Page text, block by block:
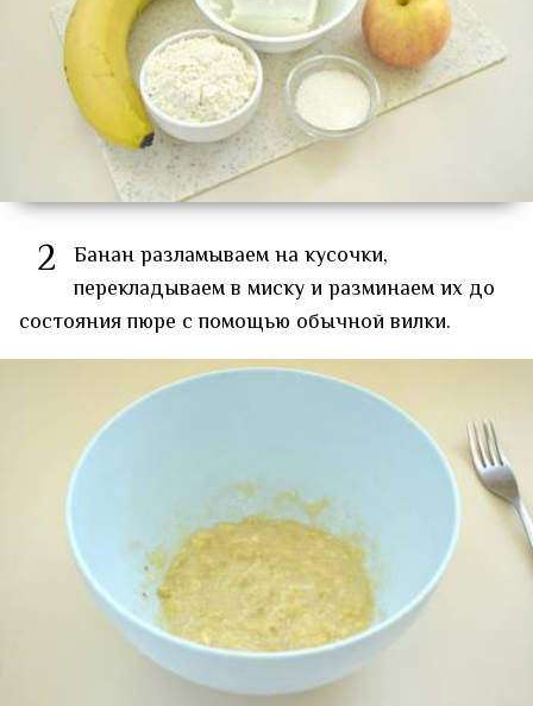
2 Банан разламываем на кусочки,
перекладываем в миску и разминаем их до
состояния пюре с помощью обычной вилки.